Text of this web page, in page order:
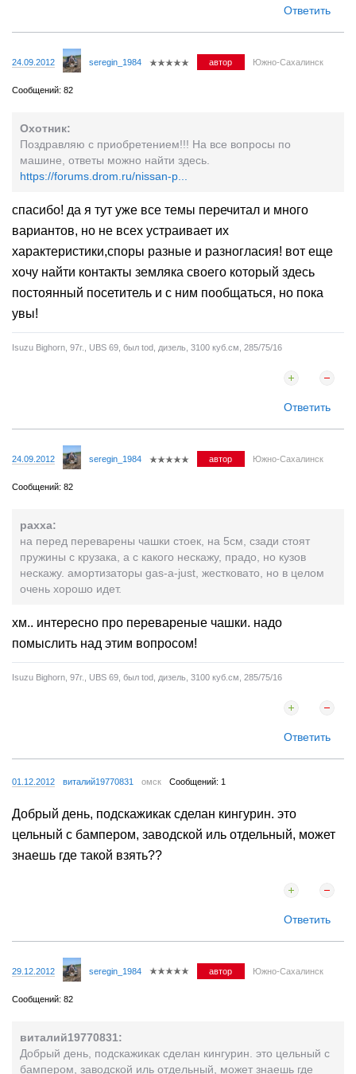
Ответить
24.09.2012 seregin_1984 автор Южно-Сахалинск
Сообщений: 82
Охотник:
Поздравляю с приобретением!!! На все вопросы по
машине, ответы можно найти здесь.
https://forums.drom.ru/nissan-p...
спасибо! да я тут уже все темы перечитал и много
вариантов, но не всех устраивает их
характеристики,споры разные и разногласия! вот еще
хочу найти контакты земляка своего который здесь
постоянный посетитель и с ним пообщаться, но пока
увы!
Isuzu Bighorn, 97г., UBS 69, был tod, дизель, 3100 куб.см, 285/75/16
Ответить
24.09.2012 seregin_1984 автор Южно-Сахалинск
Сообщений: 82
paxxa:
на перед переварены чашки стоек, на 5см, сзади стоят
пружины с крузака, а с какого нескажу, прадо, но кузов
нескажу. амортизаторы gas-a-just, жестковато, но в целом
очень хорошо идет.
хм.. интересно про перевареные чашки. надо
помыслить над этим вопросом!
Isuzu Bighorn, 97г., UBS 69, был tod, дизель, 3100 куб.см, 285/75/16
Ответить
01.12.2012 виталий19770831 омск Сообщений: 1
Добрый день, подскажикак сделан кингурин. это
цельный с бампером, заводской иль отдельный, может
знаешь где такой взять??
Ответить
29.12.2012 seregin_1984 автор Южно-Сахалинск
Сообщений: 82
виталий19770831:
Добрый день, подскажикак сделан кингурин. это цельный с
бампером, заводской иль отдельный, может знаешь где